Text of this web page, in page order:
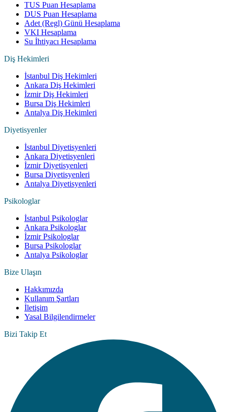
TUS Puan Hesaplama
DUS Puan Hesaplama
Adet (Regl) Günü Hesaplama
VKI Hesaplama
Su İhtiyacı Hesaplama
Diş Hekimleri
İstanbul Diş Hekimleri
Ankara Diş Hekimleri
İzmir Diş Hekimleri
Bursa Diş Hekimleri
Antalya Diş Hekimleri
Diyetisyenler
İstanbul Diyetisyenleri
Ankara Diyetisyenleri
İzmir Diyetisyenleri
Bursa Diyetisyenleri
Antalya Diyetisyenleri
Psikologlar
İstanbul Psikologlar
Ankara Psikologlar
İzmir Psikologlar
Bursa Psikologlar
Antalya Psikologlar
Bize Ulaşın
Hakkımızda
Kullanım Şartları
İletişim
Yasal Bilgilendirmeler
Bizi Takip Et